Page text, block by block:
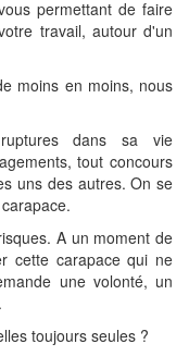
permettant de faire
travail, autour d'un
moins en moins, nous
dans sa vie
tout concours
uns des autres. On se
A un moment de
cette carapace qui ne
une volonté, un
toujours seules ?